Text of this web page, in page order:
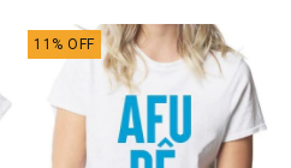
11 % OFF